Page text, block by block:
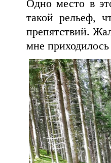
Одно место в
такой рельеф,
препятствий.
мне приходилось